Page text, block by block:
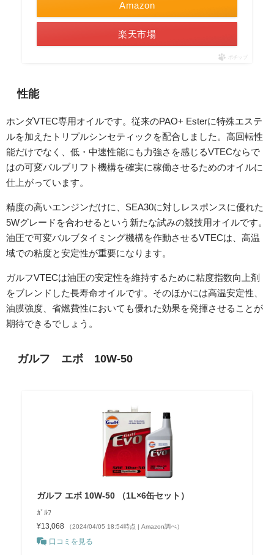
Amazon
楽天市場
ポチップ
性能
ホンダVTEC専用オイルです。従来のPAO+ Esterに特殊エステ
ルを加えたトリプルシンセティックを配合しました。高回転性
能だけでなく、低・中速性能にも力強さを感じるVTECならで
はの可変バルブリフト機構を確実に稼働させるためのオイルに
仕上がっています。
精度の高いエンジンだけに、SEA30に対しレスポンスに優れた
5Wグレードを合わせるという新たな試みの競技用オイルです。
油圧で可変バルブタイミング機構を作動させるVTECは、高温
域での粘度と安定性が重要になります。
ガルフVTECは油圧の安定性を維持するために粘度指数向上剤
をブレンドした長寿命オイルです。そのほかには高温安定性、
油膜強度、省燃費性においても優れた効果を発揮させることが
期待できるでしょう。
ガルフ エボ 10W-50
ガルフ エボ 10W-50 （1L×6缶セット）
ｶﾞﾙﾌ
¥13,068
（2024/04/05 18:54時点 | Amazon調べ）
口コミを見る